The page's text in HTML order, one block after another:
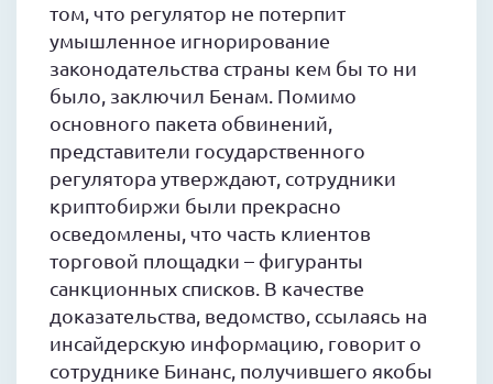
том, что регулятор не потерпит
умышленное игнорирование
законодательства страны кем бы то ни
было, заключил Бенам. Помимо
основного пакета обвинений,
представители государственного
регулятора утверждают, сотрудники
криптобиржи были прекрасно
осведомлены, что часть клиентов
торговой площадки – фигуранты
санкционных списков. В качестве
доказательства, ведомство, ссылаясь на
инсайдерскую информацию, говорит о
сотруднике Бинанс, получившего якобы